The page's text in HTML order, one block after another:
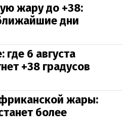
жару до +38:
дни
6 августа
+38 градусов
жары:
более